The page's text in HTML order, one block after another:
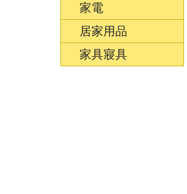
家電
居家用品
家具寢具